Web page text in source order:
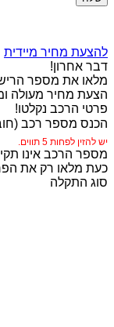
להצעת מחיר מיידית
דבר אחרון!
מלאו את מספר
הצעת מחיר מעולה
פרטי הרכב נקלטו!
הכנס מספר רכב
יש להזין לפחות 5 תווים.
מספר הרכב אינו
כעת מלאו רק את
סוג התקלה